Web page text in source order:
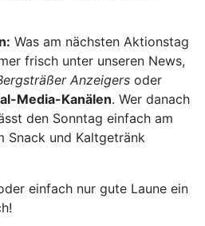
Was am nächsten Aktionstag
frisch unter unseren News,
Anzeigers oder
Media-Kanälen. Wer danach
den Sonntag einfach am
Snack und Kaltgetränk
einfach nur gute Laune ein